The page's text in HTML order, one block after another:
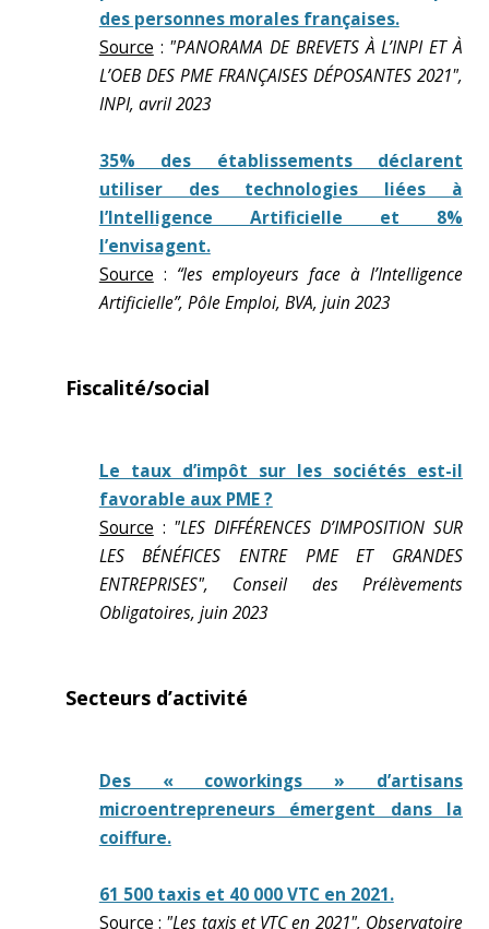
des personnes morales françaises.
Source : "PANORAMA DE BREVETS À L’INPI ET À
L’OEB DES PME FRANÇAISES DÉPOSANTES 2021",
INPI, avril 2023
35% des établissements déclarent
utiliser des technologies liées à
l’Intelligence Artificielle et 8%
l’envisagent.
Source : “les employeurs face à l’Intelligence
Artificielle”, Pôle Emploi, BVA, juin 2023
Fiscalité/social
Le taux d’impôt sur les sociétés est-il
favorable aux PME ?
Source : "LES DIFFÉRENCES D’IMPOSITION SUR
LES BÉNÉFICES ENTRE PME ET GRANDES
ENTREPRISES", Conseil des Prélèvements
Obligatoires, juin 2023
Secteurs d’activité
Des « coworkings » d’artisans
microentrepreneurs émergent dans la
coiffure.
61 500 taxis et 40 000 VTC en 2021.
Source : "Les taxis et VTC en 2021", Observatoire